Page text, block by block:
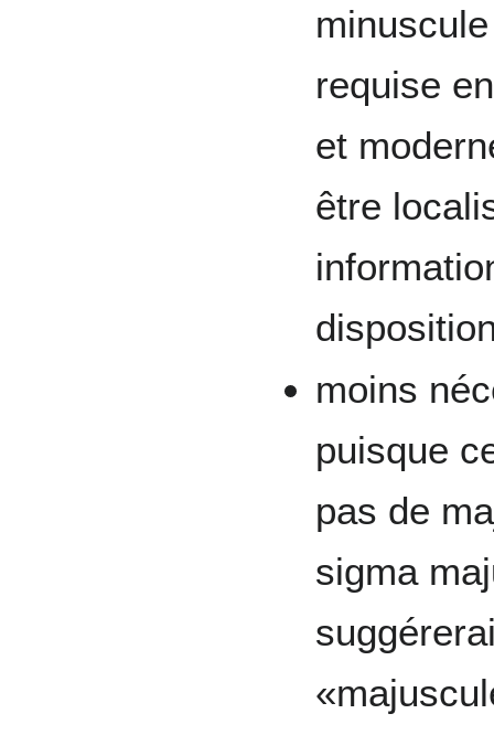
requise
et
être
moins
puisque
pas de
sigma